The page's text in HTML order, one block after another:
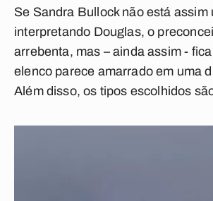
Se Sandra Bullock não está
interpretando Douglas, o
arrebenta, mas – ainda assim -
elenco parece amarrado em uma
Além disso, os tipos escolhidos